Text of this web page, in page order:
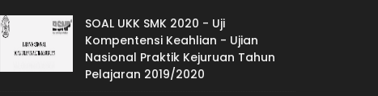
SOAL UKK SMK 2020 - Uji
Kompentensi Keahlian - Ujian
Nasional Praktik Kejuruan Tahun
Pelajaran 2019/2020